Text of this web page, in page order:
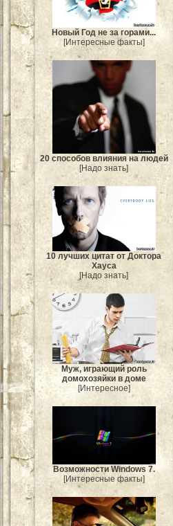
Новый Год не за горами...
[Интересные факты]
20 способов влияния на людей
[Надо знать]
10 лучших цитат от Доктора
Хауса
[Надо знать]
Муж, играющий роль
домохозяйки в доме
[Интересное]
Возможности Windows 7.
[Интересные факты]